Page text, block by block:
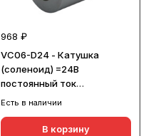
968 ₽
VC06-D24 - Катушка
(соленоид) =24В
постоянный ток
(d23xD45xH50)
Есть в наличии
В корзину